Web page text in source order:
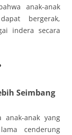
anak-anak
bergerak,
indera secara
Seimbang
anak-anak yang
cenderung